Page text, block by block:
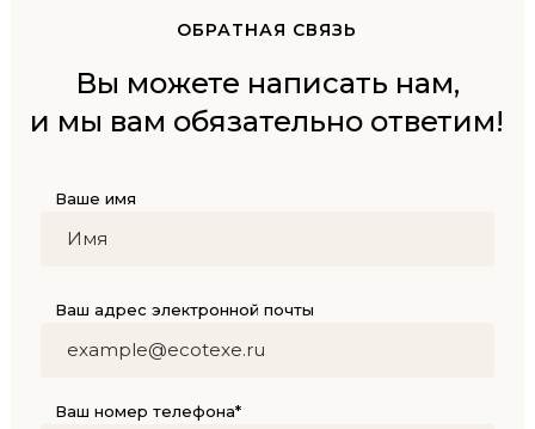
ОБРАТНАЯ СВЯЗЬ
Вы можете написать нам,
и мы вам обязательно ответим!
Ваше имя
Ваш адрес электронной почты
Ваш номер телефона*